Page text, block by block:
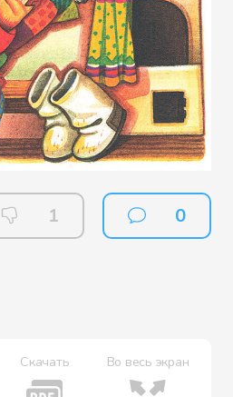
1 0
Скачать Во весь экран